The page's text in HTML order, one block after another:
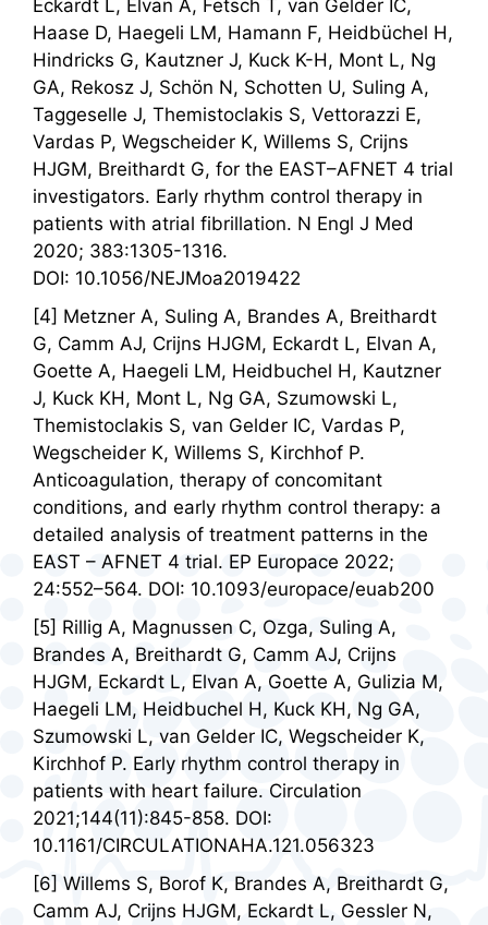
Eckardt L, Elvan A, Fetsch T, van Gelder IC,
Haase D, Haegeli LM, Hamann F, Heidbüchel H,
Hindricks G, Kautzner J, Kuck K-H, Mont L, Ng
GA, Rekosz J, Schön N, Schotten U, Suling A,
Taggeselle J, Themistoclakis S, Vettorazzi E,
Vardas P, Wegscheider K, Willems S, Crijns
HJGM, Breithardt G, for the EAST–AFNET 4 trial
investigators. Early rhythm control therapy in
patients with atrial fibrillation. N Engl J Med
2020; 383:1305-1316.
DOI: 10.1056/NEJMoa2019422
[4] Metzner A, Suling A, Brandes A, Breithardt
G, Camm AJ, Crijns HJGM, Eckardt L, Elvan A,
Goette A, Haegeli LM, Heidbuchel H, Kautzner
J, Kuck KH, Mont L, Ng GA, Szumowski L,
Themistoclakis S, van Gelder IC, Vardas P,
Wegscheider K, Willems S, Kirchhof P.
Anticoagulation, therapy of concomitant
conditions, and early rhythm control therapy: a
detailed analysis of treatment patterns in the
EAST – AFNET 4 trial. EP Europace 2022;
24:552–564. DOI: 10.1093/europace/euab200
[5] Rillig A, Magnussen C, Ozga, Suling A,
Brandes A, Breithardt G, Camm AJ, Crijns
HJGM, Eckardt L, Elvan A, Goette A, Gulizia M,
Haegeli LM, Heidbuchel H, Kuck KH, Ng GA,
Szumowski L, van Gelder IC, Wegscheider K,
Kirchhof P. Early rhythm control therapy in
patients with heart failure. Circulation
2021;144(11):845-858. DOI:
10.1161/CIRCULATIONAHA.121.056323
[6] Willems S, Borof K, Brandes A, Breithardt G,
Camm AJ, Crijns HJGM, Eckardt L, Gessler N,